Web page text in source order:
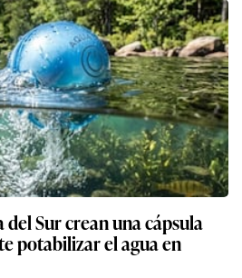
Sur crean una cápsula
potabilizar el agua en